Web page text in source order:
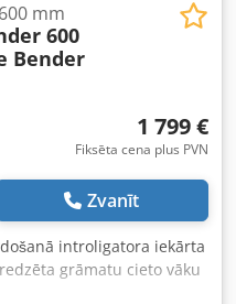
mm
600
Bender
1 799 €
Fiksēta cena plus PVN
Zvanīt
introligatora iekārta
grāmatu cieto vāku
Iekārta nodrošina